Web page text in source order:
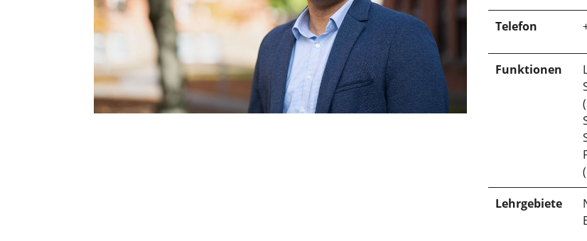
Telefon
Funktionen
Lehrgebiete